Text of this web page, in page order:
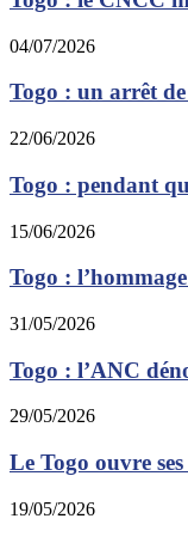
04/07/2026
Togo : un arrêt
22/06/2026
Togo : pendant
15/06/2026
Togo :
31/05/2026
Togo : l’ANC
29/05/2026
Le Togo ouvre
19/05/2026